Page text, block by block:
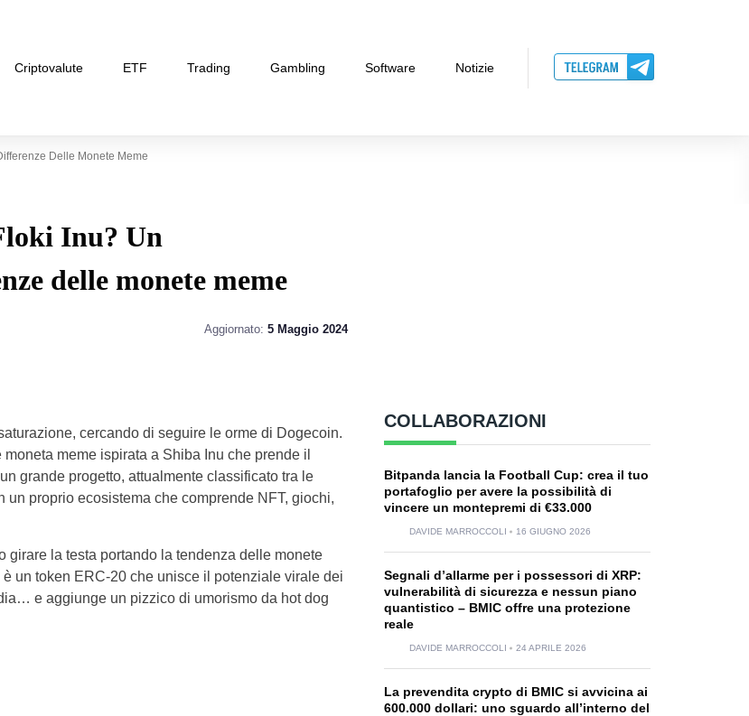
Criptovalute ETF Trading Gambling Software Notizie
Delle Monete Meme
Inu? Un
delle monete meme
Aggiornato: 5 Maggio 2024
cercando di seguire le orme di Dogecoin.
meme ispirata a Shiba Inu che prende il
grande progetto, attualmente classificato tra le
proprio ecosistema che comprende NFT, giochi,
girare la testa portando la tendenza delle monete
un token ERC-20 che unisce il potenziale virale dei
e aggiunge un pizzico di umorismo da hot dog
COLLABORAZIONI
Bitpanda lancia la Football Cup: crea il tuo
portafoglio per avere la possibilità di
vincere un montepremi di €33.000
DAVIDE MARROCCOLI 16 GIUGNO 2026
Segnali d’allarme per i possessori di XRP:
vulnerabilità di sicurezza e nessun piano
quantistico – BMIC offre una protezione
reale
DAVIDE MARROCCOLI 24 APRILE 2026
La prevendita crypto di BMIC si avvicina ai
600.000 dollari: uno sguardo all’interno del